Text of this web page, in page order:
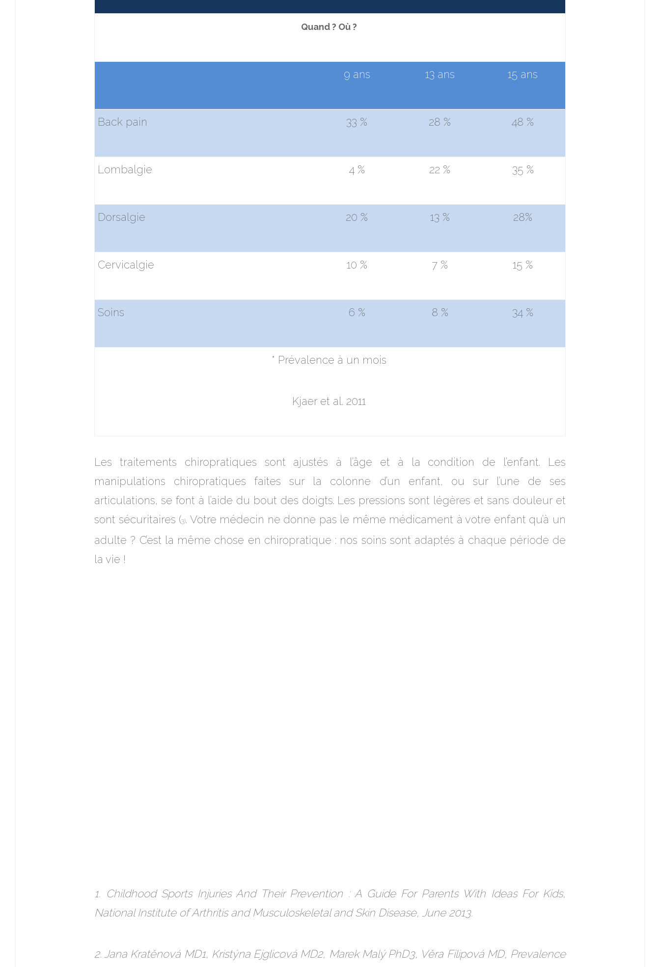
Quand ? Où ?
9 ans 13 ans 15 ans
Back pain 33 % 28 % 48 %
Lombalgie 4 % 22 % 35 %
Dorsalgie 20 % 13 % 28%
Cervicalgie 10 % 7 % 15 %
Soins 6 % 8 % 34 %
* Prévalence à un mois
Kjaer et al. 2011
Les traitements chiropratiques sont ajustés à l’âge et à la condition de l’enfant. Les
manipulations chiropratiques faites sur la colonne d’un enfant, ou sur l’une de ses
articulations, se font à l’aide du bout des doigts. Les pressions sont légères et sans douleur et
sont sécuritaires (3). Votre médecin ne donne pas le même médicament à votre enfant qu’à un
adulte ? C’est la même chose en chiropratique : nos soins sont adaptés à chaque période de
la vie !
1. Childhood Sports Injuries And Their Prevention : A Guide For Parents With Ideas For Kids,
National Institute of Arthritis and Musculoskeletal and Skin Disease, June 2013.
2. Jana Kratěnová MD1, Kristýna Ejglicová MD2, Marek Malý PhD3, Věra Filipová MD, Prevalence